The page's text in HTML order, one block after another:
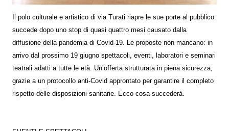
Il polo culturale e artistico di via Turati riapre le sue porte al pubblico:
succede dopo uno stop di quasi quattro mesi causato dalla
diffusione della pandemia di Covid-19. Le proposte non mancano: in
arrivo dal prossimo 19 giugno spettacoli, eventi, laboratori e seminari
teatrali adatti a tutte le età. Un’offerta strutturata in piena sicurezza,
grazie a un protocollo anti-Covid approntato per garantire il completo
rispetto delle disposizioni sanitarie. Ecco cosa succederà.